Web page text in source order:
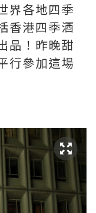
界各地四季
香港四季酒
品！昨晚甜
行參加這場